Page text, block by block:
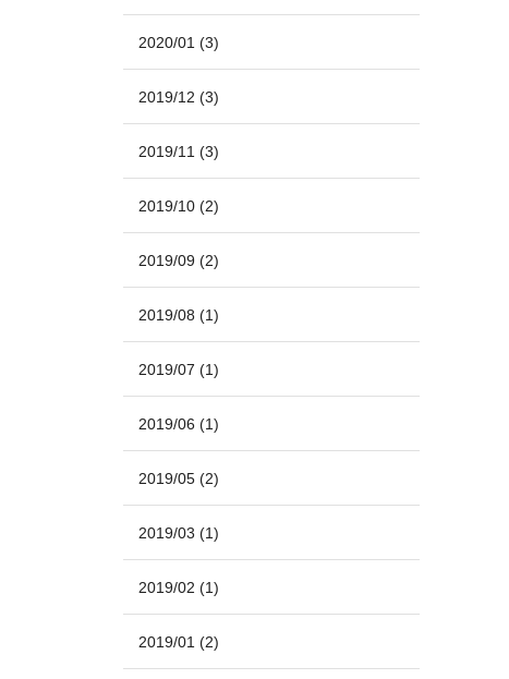
2020/01 (3)
2019/12 (3)
2019/11 (3)
2019/10 (2)
2019/09 (2)
2019/08 (1)
2019/07 (1)
2019/06 (1)
2019/05 (2)
2019/03 (1)
2019/02 (1)
2019/01 (2)